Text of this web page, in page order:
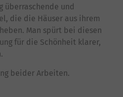
überraschende und
die die Häuser aus ihrem
Man spürt bei diesen
für die Schönheit klarer,
beider Arbeiten.